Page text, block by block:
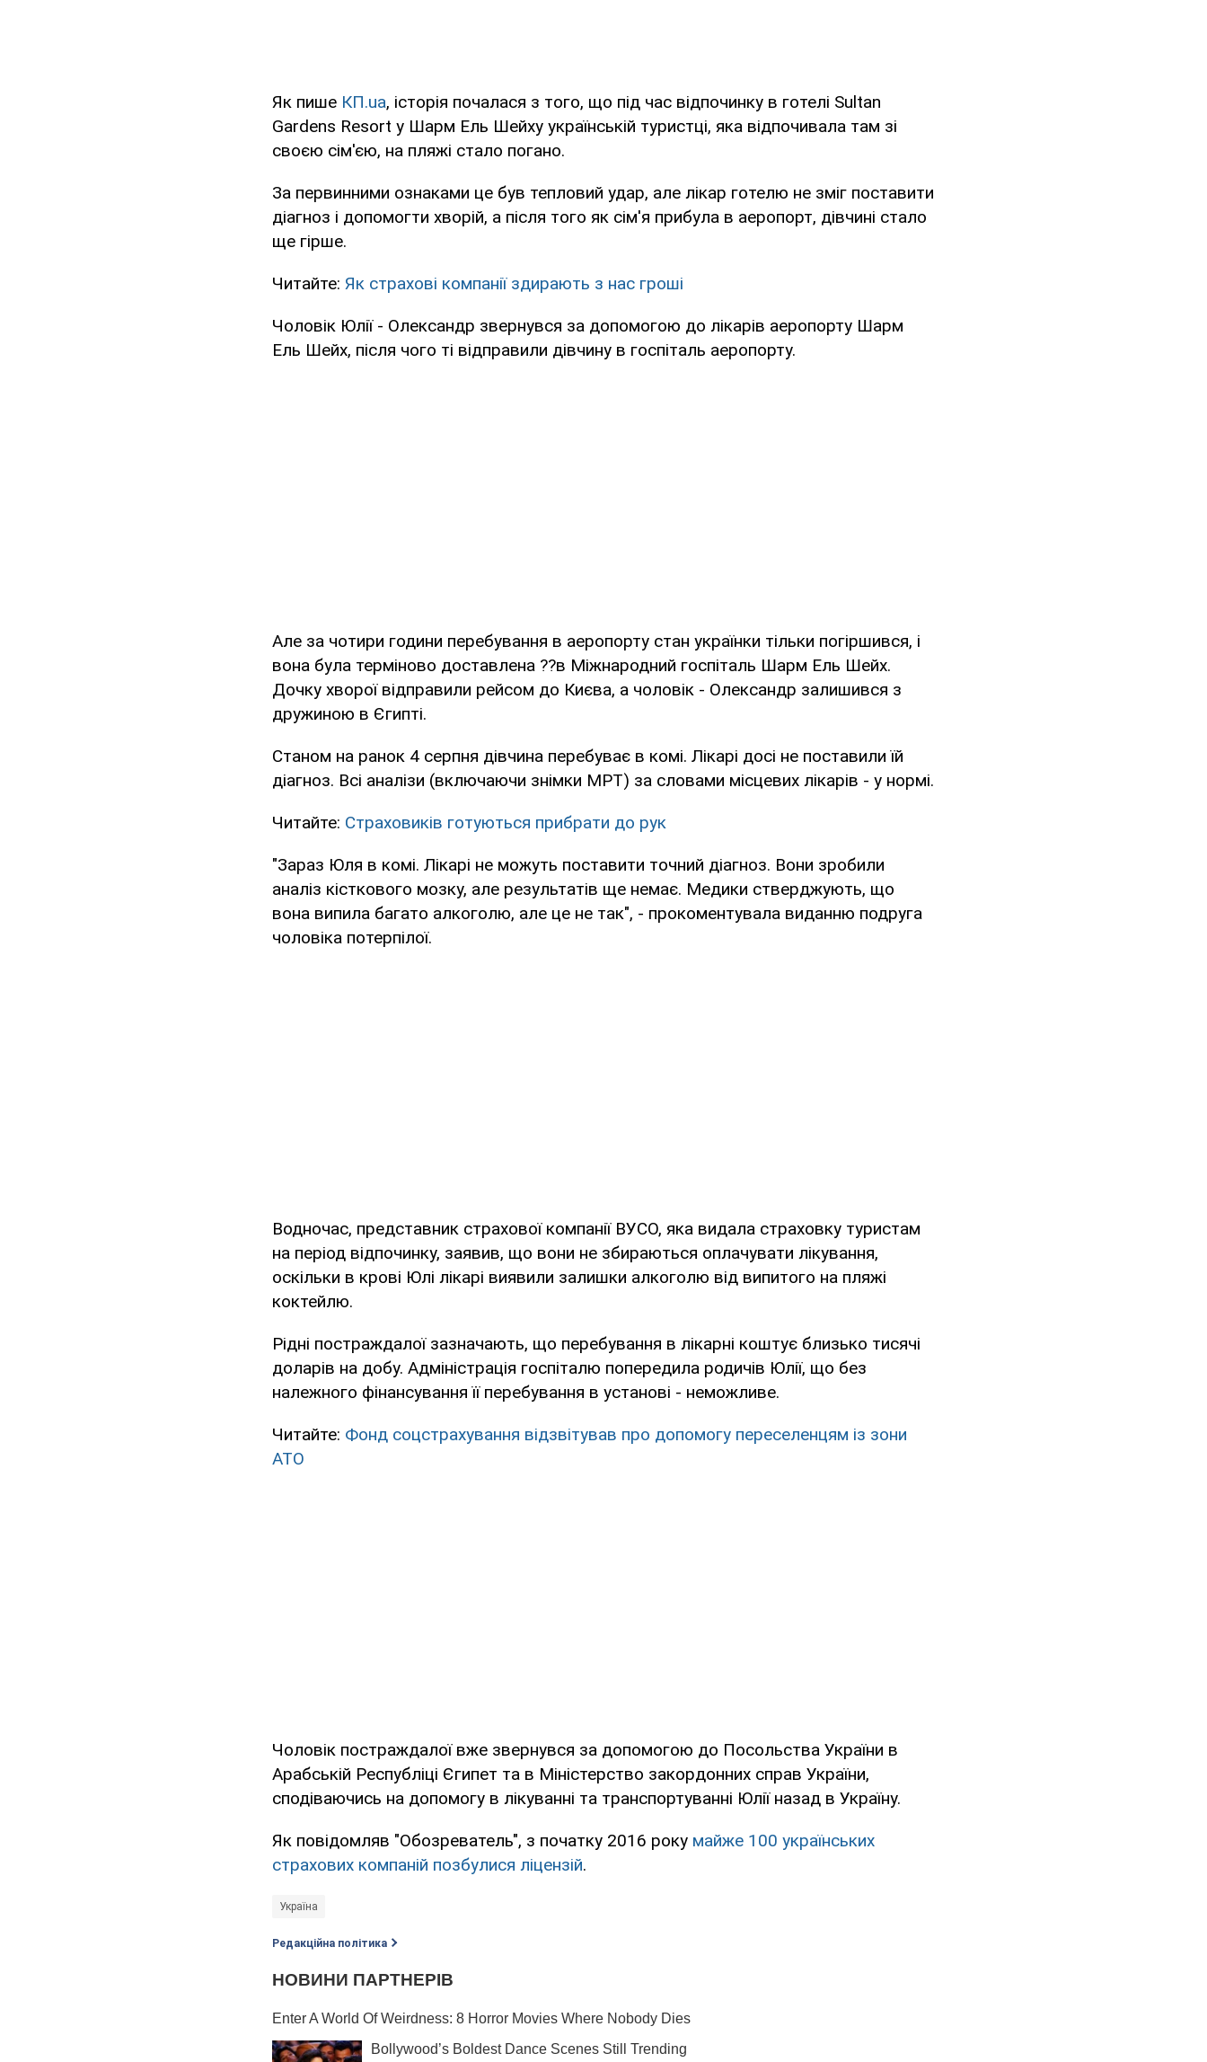
Як пише КП.ua, історія почалася з того, що під час відпочинку в готелі Sultan
Gardens Resort у Шарм Ель Шейху українській туристці, яка відпочивала там зі
своєю сім'єю, на пляжі стало погано.
За первинними ознаками це був тепловий удар, але лікар готелю не зміг поставити
діагноз і допомогти хворій, а після того як сім'я прибула в аеропорт, дівчині стало
ще гірше.
Читайте: Як страхові компанії здирають з нас гроші
Чоловік Юлії - Олександр звернувся за допомогою до лікарів аеропорту Шарм
Ель Шейх, після чого ті відправили дівчину в госпіталь аеропорту.
Але за чотири години перебування в аеропорту стан українки тільки погіршився, і
вона була терміново доставлена ??в Міжнародний госпіталь Шарм Ель Шейх.
Дочку хворої відправили рейсом до Києва, а чоловік - Олександр залишився з
дружиною в Єгипті.
Станом на ранок 4 серпня дівчина перебуває в комі. Лікарі досі не поставили їй
діагноз. Всі аналізи (включаючи знімки МРТ) за словами місцевих лікарів - у нормі.
Читайте: Страховиків готуються прибрати до рук
"Зараз Юля в комі. Лікарі не можуть поставити точний діагноз. Вони зробили
аналіз кісткового мозку, але результатів ще немає. Медики стверджують, що
вона випила багато алкоголю, але це не так", - прокоментувала виданню подруга
чоловіка потерпілої.
Водночас, представник страхової компанії ВУСО, яка видала страховку туристам
на період відпочинку, заявив, що вони не збираються оплачувати лікування,
оскільки в крові Юлі лікарі виявили залишки алкоголю від випитого на пляжі
коктейлю.
Рідні постраждалої зазначають, що перебування в лікарні коштує близько тисячі
доларів на добу. Адміністрація госпіталю попередила родичів Юлії, що без
належного фінансування її перебування в установі - неможливе.
Читайте: Фонд соцстрахування відзвітував про допомогу переселенцям із зони
АТО
Чоловік постраждалої вже звернувся за допомогою до Посольства України в
Арабській Республіці Єгипет та в Міністерство закордонних справ України,
сподіваючись на допомогу в лікуванні та транспортуванні Юлії назад в Україну.
Як повідомляв "Обозреватель", з початку 2016 року майже 100 українських
страхових компаній позбулися ліцензій.
Україна
Редакційна політика